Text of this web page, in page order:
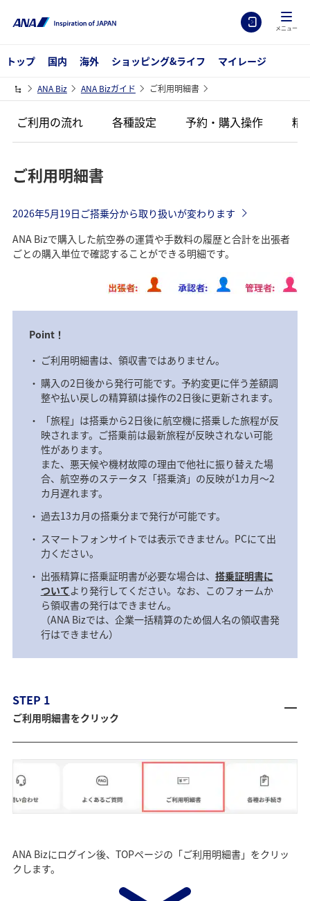
メニュー
トップ 国内 海外 ショッピング&ライフ マイレージ
ANA Biz ANA Bizガイド ご利用明細書
ご利用の流れ 各種設定 予約・購入操作 精
ご利用明細書
2026年5月19日ご搭乗分から取り扱いが変わります
ANA Bizで購入した航空券の運賃や手数料の履歴と合計を出張者
ごとの購入単位で確認することができる明細です。
Point！
ご利用明細書は、領収書ではありません。
購入の2日後から発行可能です。予約変更に伴う差額調
整や払い戻しの精算額は操作の2日後に更新されます。
「旅程」は搭乗から2日後に航空機に搭乗した旅程が反
映されます。ご搭乗前は最新旅程が反映されない可能
性があります。
また、悪天候や機材故障の理由で他社に振り替えた場
合、航空券のステータス「搭乗済」の反映が1カ月～2
カ月遅れます。
過去13カ月の搭乗分まで発行が可能です。
スマートフォンサイトでは表示できません。PCにて出
力ください。
出張精算に搭乗証明書が必要な場合は、 搭乗証明書に
ついてより発行してください。なお、このフォームか
ら領収書の発行はできません。
（ANA Bizでは、企業一括精算のため個人名の領収書発
行はできません）
STEP 1
ご利用明細書をクリック
ANA Bizにログイン後、TOPページの「ご利用明細書」をクリッ
クします。